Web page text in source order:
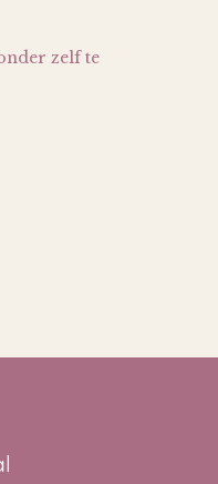
zelf te